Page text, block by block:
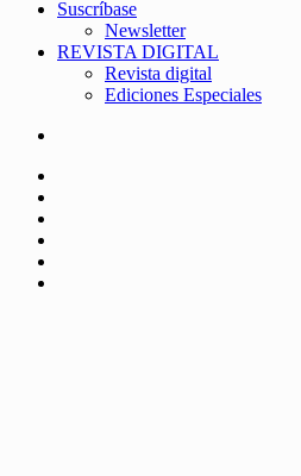
Suscríbase
Newsletter
REVISTA DIGITAL
Revista digital
Ediciones Especiales